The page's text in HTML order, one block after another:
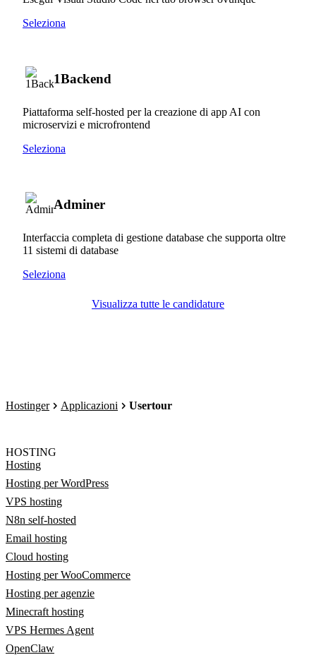
Seleziona
1Backend
Piattaforma self-hosted per la creazione di app AI con
microservizi e microfrontend
Seleziona
Adminer
Interfaccia completa di gestione database che supporta oltre
11 sistemi di database
Seleziona
Visualizza tutte le candidature
Hostinger Applicazioni Usertour
HOSTING
Hosting
Hosting per WordPress
VPS hosting
N8n self-hosted
Email hosting
Cloud hosting
Hosting per WooCommerce
Hosting per agenzie
Minecraft hosting
VPS Hermes Agent
OpenClaw